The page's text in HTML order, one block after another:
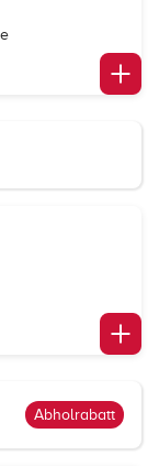
Abholrabatt